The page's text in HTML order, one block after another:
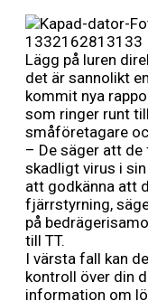
Lägg på luren
det är sannolikt
kommit nya
som ringer runt
småföretagare
– De säger att
skadligt virus i
att godkänna att
fjärrstyrning,
på
till TT.
I värsta fall kan
kontroll över din
information om